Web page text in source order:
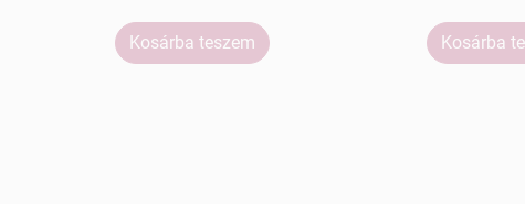
Kosárba teszem Kosárba